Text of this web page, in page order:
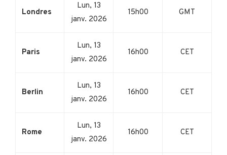
Londres
Lun, 13
janv. 2026
15h00 GMT
Paris
Lun, 13
janv. 2026
16h00 CET
Berlin
Lun, 13
janv. 2026
16h00 CET
Rome
Lun, 13
janv. 2026
16h00 CET